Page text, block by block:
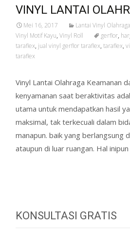
VINYL LANTAI
Mei 16, 2017 Lantai Vinyl Olahraga
Vinyl Motif Kayu, Vinyl Roll gerflor,
taraflex, jual vinyl gerflor taraflex, taraflex,
taraflex
Vinyl Lantai Olahraga Keamanan
kenyamanan saat beraktivitas
utama untuk mendapatkan hasil
maksimal, tak terkecuali dalam
manapun. baik yang berlangsung
ataupun di luar ruangan. Hal inipun
KONSULTASI GRATIS